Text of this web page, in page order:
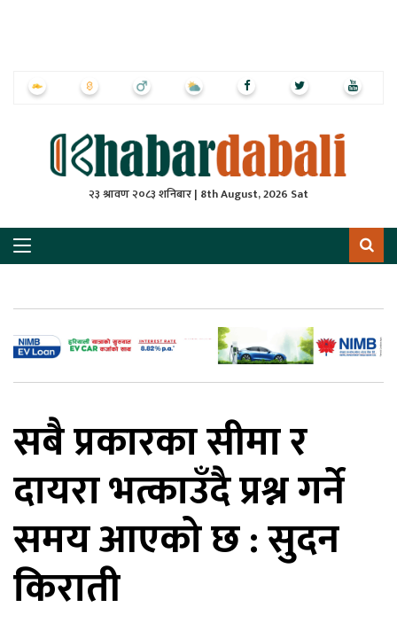
२३ श्रावण २०८३ शनिबार | 8th August, 2026 Sat
सबै प्रकारका सीमा र
दायरा भत्काउँदै प्रश्न गर्ने
समय आएको छ : सुदन
किराती